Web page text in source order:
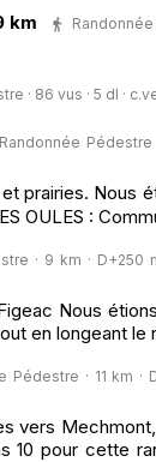
km
Randonnée
· 86 vus · 5 dl ·
Randonnée Pédestre
Nous
OULES :
· 9 km · D+250
Nous
en longeant le
Pédestre · 11 km ·
vers
10 pour cette